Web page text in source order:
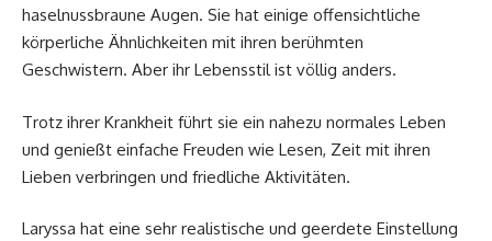
haselnussbraune Augen. Sie hat einige offensichtliche
körperliche Ähnlichkeiten mit ihren berühmten
Geschwistern. Aber ihr Lebensstil ist völlig anders.
Trotz ihrer Krankheit führt sie ein nahezu normales Leben
und genießt einfache Freuden wie Lesen, Zeit mit ihren
Lieben verbringen und friedliche Aktivitäten.
Laryssa hat eine sehr realistische und geerdete Einstellung